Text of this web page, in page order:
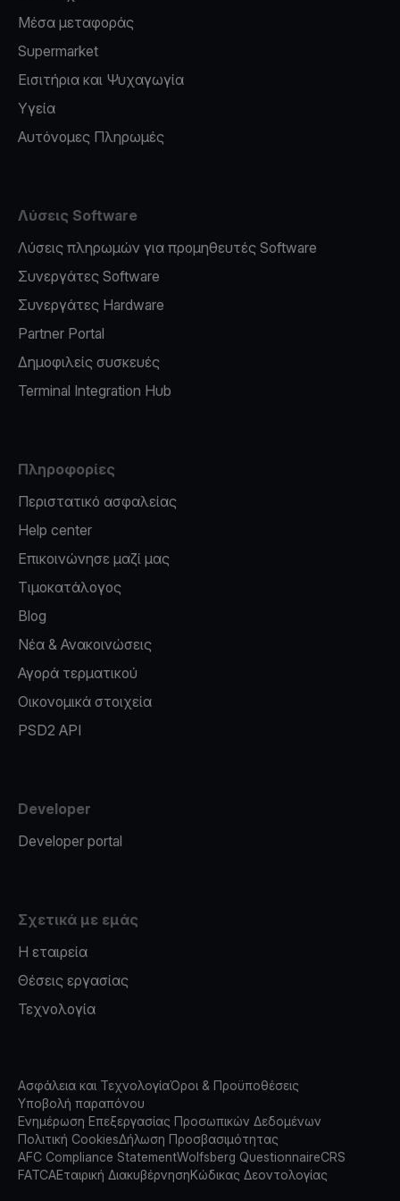
Μέσα μεταφοράς
Supermarket
Εισιτήρια και Ψυχαγωγία
Υγεία
Αυτόνομες Πληρωμές
Λύσεις Software
Λύσεις πληρωμών για προμηθευτές Software
Συνεργάτες Software
Συνεργάτες Hardware
Partner Portal
Δημοφιλείς συσκευές
Terminal Integration Hub
Πληροφορίες
Περιστατικό ασφαλείας
Help center
Επικοινώνησε μαζί μας
Τιμοκατάλογος
Blog
Νέα & Ανακοινώσεις
Αγορά τερματικού
Οικονομικά στοιχεία
PSD2 API
Developer
Developer portal
Σχετικά με εμάς
Η εταιρεία
Θέσεις εργασίας
Τεχνολογία
Ασφάλεια και ΤεχνολογίαΌροι & Προϋποθέσεις
Υποβολή παραπόνου
Ενημέρωση Επεξεργασίας Προσωπικών Δεδομένων
Πολιτική CookiesΔήλωση Προσβασιμότητας
AFC Compliance StatementWolfsberg QuestionnaireCRS
FATCAΕταιρική ΔιακυβέρνησηΚώδικας Δεοντολογίας